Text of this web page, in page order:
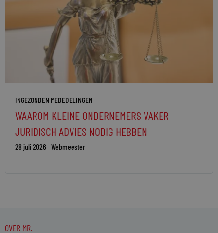
INGEZONDEN MEDEDELINGEN
WAAROM KLEINE ONDERNEMERS VAKER
JURIDISCH ADVIES NODIG HEBBEN
28 juli 2026 Webmeester
OVER MR.